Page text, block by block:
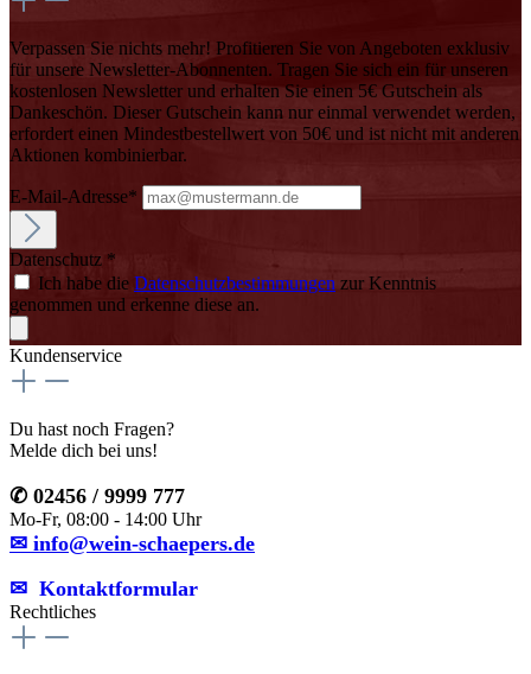
Verpassen Sie nichts mehr! Profitieren Sie von Angeboten exklusiv
für unsere Newsletter-Abonnenten. Tragen Sie sich ein für unseren
kostenlosen Newsletter und erhalten Sie einen 5€ Gutschein als
Dankeschön. Dieser Gutschein kann nur einmal verwendet werden,
erfordert einen Mindestbestellwert von 50€ und ist nicht mit anderen
Aktionen kombinierbar.
E-Mail-Adresse*
Datenschutz *
Ich habe die Datenschutzbestimmungen zur Kenntnis
genommen und erkenne diese an.
Kundenservice
Du hast noch Fragen?
Melde dich bei uns!
✆ 02456 / 9999 777
Mo-Fr, 08:00 - 14:00 Uhr
✉ info@wein-schaepers.de
✉︎ Kontaktformular
Rechtliches